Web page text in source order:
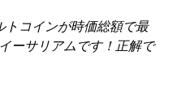
コインが時価総額で最
ーサリアムです！ 正解で